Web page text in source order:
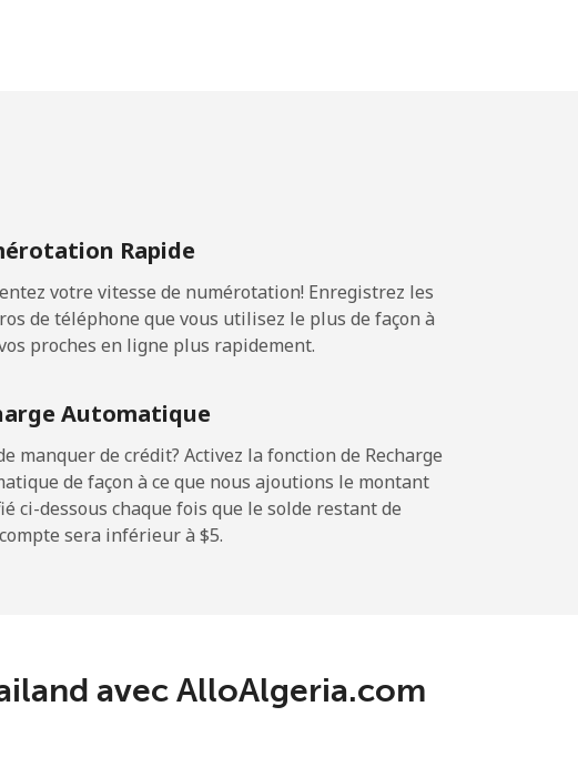
⁦$5⁩ Rapide
votre vitesse de numérotation! Enregistrez les
de téléphone que vous utilisez le plus de façon à
proches en ligne plus rapidement.
Automatique
manquer de crédit? Activez la fonction de Recharge
de façon à ce que nous ajoutions le montant
ci-dessous chaque fois que le solde restant de
sera inférieur à ⁦$5⁩.
avec AlloAlgeria.com